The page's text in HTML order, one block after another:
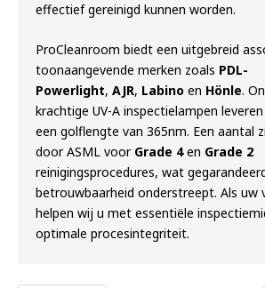
effectief gereinigd kunnen worden.
ProCleanroom biedt een uitgebreid
toonaangevende merken zoals PDL-
Powerlight, AJR, Labino en Hönle.
krachtige UV-A inspectielampen
een golflengte van 365nm. Een aantal
door ASML voor Grade 4en Grade 2
reinigingsprocedures, wat
betrouwbaarheid onderstreept. Als uw
helpen wij u met essentiële
optimale procesintegriteit.